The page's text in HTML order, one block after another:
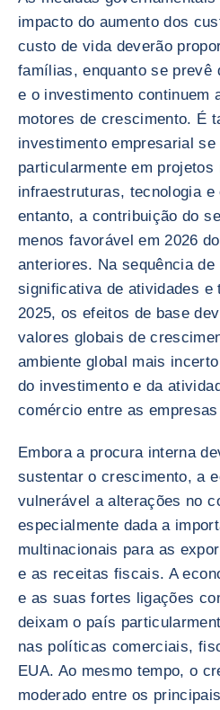
impacto do aumento dos
custo de vida deverão
famílias, enquanto se prevê
e o investimento continuem
motores de crescimento. É
investimento empresarial se
particularmente em projetos
infraestruturas, tecnologia
entanto, a contribuição do
menos favorável em 2026
anteriores. Na sequência de
significativa de atividades e
2025, os efeitos de base
valores globais de
ambiente global mais
do investimento e da
comércio entre as
Embora a procura interna
sustentar o crescimento, a
vulnerável a alterações no
especialmente dada a
multinacionais para as
e as receitas fiscais. A
e as suas fortes ligações
deixam o país
nas políticas comerciais,
EUA. Ao mesmo tempo, o
moderado entre os